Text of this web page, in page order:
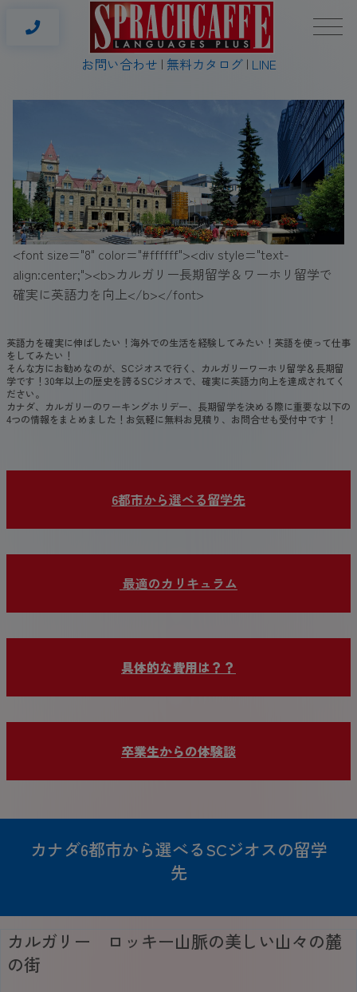
お問い合わせ 無料カタログ LINE
<font size="8" color="#ffffff"><div style="text-
align:center;"><b>カルガリー長期留学＆ワーホリ留学で
確実に英語力を向上</b></font>
英語力を確実に伸ばしたい！海外での生活を経験してみたい！英語を使って仕事
をしてみたい！
そんな方にお勧めなのが、SCジオスで行く、カルガリーワーホリ留学＆長期留
学です！30年以上の歴史を誇るSCジオスで、確実に英語力向上を達成されてく
ださい。
カナダ、カルガリーのワーキングホリデー、長期留学を決める際に重要な以下の
4つの情報をまとめました！お気軽に無料お見積り、お問合せも受付中です！
6都市から選べる留学先
最適のカリキュラム
具体的な費用は？？
卒業生からの体験談
カナダ6都市から選べるSCジオスの留学
先
カルガリー ロッキー山脈の美しい山々の麓
の街